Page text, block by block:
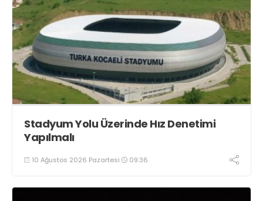
Stadyum Yolu Üzerinde Hız Denetimi
Yapılmalı
10 Ağustos 2026 Pazartesi 09:36